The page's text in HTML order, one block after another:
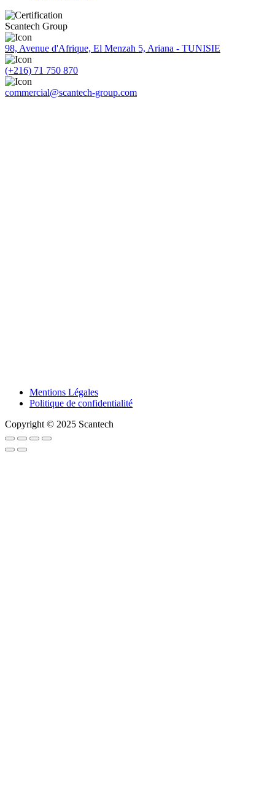
Scantech Group
98, Avenue d'Afrique, El Menzah 5, Ariana - TUNISIE
(+216) 71 750 870
commercial@scantech-group.com
Mentions Légales
Politique de confidentialité
Copyright © 2025 Scantech